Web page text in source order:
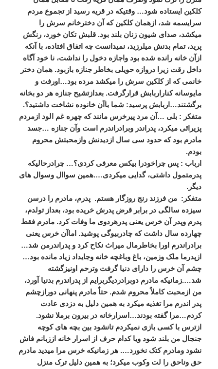
کلکین ایستاده شود… وقتیکه در قریه رسید از تجموع مردم
سرایسمه شد، ازهمان کلکین که آن دخترخانم سرش را
میکشد، صدای شیون زنان بلند بود. قلبش تکان خورد، رنگش
پرید، تمام بدنش میلرزید، نمیدانست چه اتفاق افتاده، با آنکه
ازآن خانه رانده شده بود واجازه دخول را نداشت، نا خود آگاه
داخل رقت زیرا دروازه حویلی بخاطر جنازه بازبود. همان دختر
خانمی که از کلکین سرش را میکشد مرده بود…اورفت و
مایوسانه کناراربابش قرارگرفت. بعدازتشیح جنازه هر دو بخانه
برگشتند…اربابش پرسید: شما باآن خانوده نشاخت داشتید؟.
متفکر : بلی …آن مرد پیرخرس مانند که چهره غم الود ازمردم
پزیرائی میکرد، پدراندر وبرادراندرم است وآن جنازه …جسد
مادرم بود که حدود سی سال ازدیدنش وازمحبتش محروم
بودم.
ارباب : پس چراخودرا بیکس معرفی کردی؟… چرادرحالیکه
پدرمتمول داشتی، گدایی میکردی….همین سواال وسوال های
دیگر.
متفکر: من فرزند رنج روزگار هستم. پدرم، مادرم را درسن
سیزده سالگی در برابر قرض پدرش خریده بود، بعداز تولدم،
پدرم وپدر آن خرس یعنی پدرهردوی ما وفات کرد. مادرم فقط
چهارده سال داشت که چادربیوگی پوشید. اماآن خرس یعنی
برادراندرم اورا بخاطرمال میراث نکاح کرد و پدراندرمن شد…
ازپدرما ملک وزمین، باغ وباغچه خانه وجایداد زیاد مانده بود…
چشم آن خرس را دارای دنیا گرفت وترحم اونیزگشته
شد….زمانیکه مادرم دوبرادردیگربرایم از پدراندرم بدنیا آورد،
من ازمحبت کاملاٌ محروم شدم. حتاٌ مادرم پنهانی دورازچشم
پدر اندرم مرا تغذیه میکرد به همین دلیل به دزدی عادت
کردم…مرا گفته بودند…اسرارخانه در بیرون برملا نشود.
ازترس با کسی بازی نمیکردم تانشود بین بچه های کوچه
جنجال من بلند شود ویا کدام حرف از اسرار خانه اززبانم فاش
نشود ومادرم کتک نخورد…. هر زمانیکه خرس مرا میدید مادرم
حق وناحق را لت وکوب میکرد؛ به همین دلیل ترک منزل